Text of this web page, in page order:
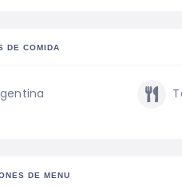
DE COMIDA
DE MENU